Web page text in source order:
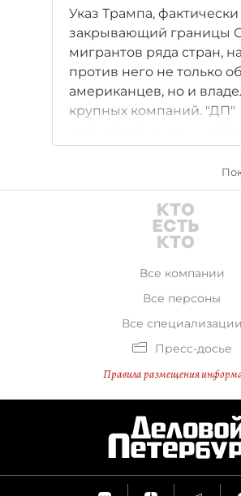
Указ Трампа, фактически
закрывающий границы
мигрантов ряда стран,
против него не только
американцев, но и
крупных компаний. "ДП"
миллиардеров у
давно не сложились
Все компании
Все персоны
Все специализации
Пресс-досье
Правила размещения